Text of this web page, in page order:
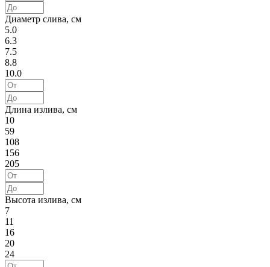
Диаметр слива, см
5.0
6.3
7.5
8.8
10.0
Длина излива, см
10
59
108
156
205
Высота излива, см
7
11
16
20
24